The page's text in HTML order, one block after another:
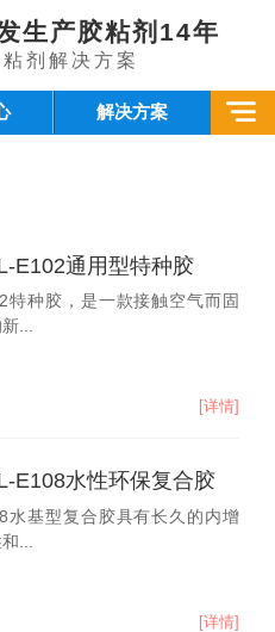
生产胶粘剂14年
剂解决方案
解决方案
E102通用型特种胶
特种胶，是一款接触空气而固
...
[详情]
E108水性环保复合胶
水基型复合胶具有长久的内增
...
[详情]